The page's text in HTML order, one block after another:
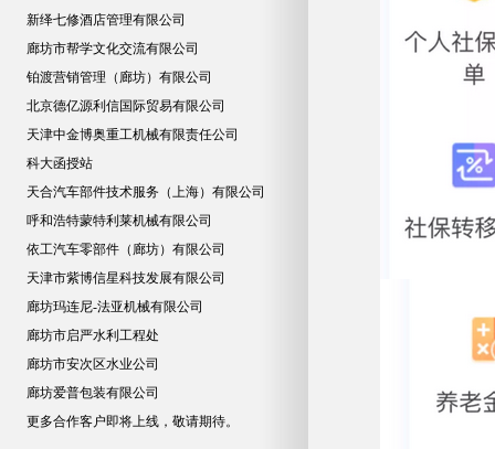
新绎七修酒店管理有限公司
廊坊市帮学文化交流有限公司
铂渡营销管理（廊坊）有限公司
北京德亿源利信国际贸易有限公司
天津中金博奥重工机械有限责任公司
科大函授站
天合汽车部件技术服务（上海）有限公司
呼和浩特蒙特利莱机械有限公司
依工汽车零部件（廊坊）有限公司
天津市紫博信星科技发展有限公司
廊坊玛连尼-法亚机械有限公司
廊坊市启严水利工程处
廊坊市安次区水业公司
廊坊爱普包装有限公司
更多合作客户即将上线，敬请期待。